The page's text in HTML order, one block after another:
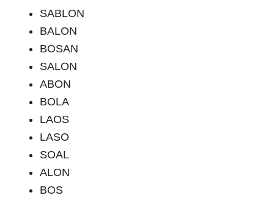
SABLON
BALON
BOSAN
SALON
ABON
BOLA
LAOS
LASO
SOAL
ALON
BOS